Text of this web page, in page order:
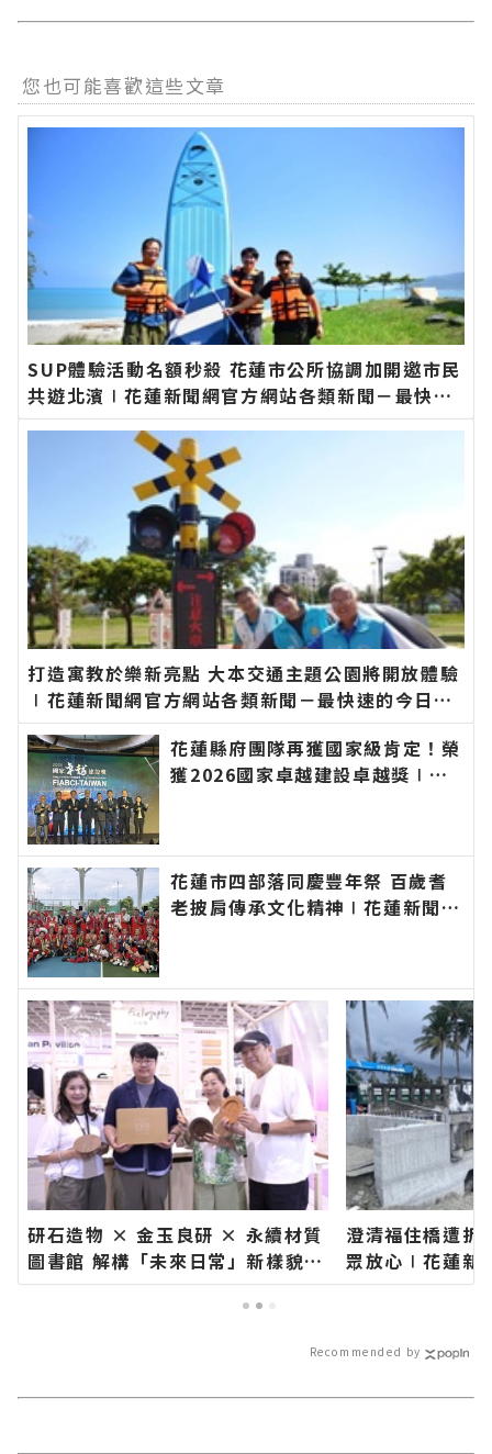
您也可能喜歡這些文章
SUP體驗活動名額秒殺 花蓮市公所協調加開邀市民
共遊北濱∣花蓮新聞網官方網站各類新聞－最快速
的今日新聞報導 最新的在地資訊！
打造寓教於樂新亮點 大本交通主題公園將開放體驗
∣花蓮新聞網官方網站各類新聞－最快速的今日新
聞報導 最新的在地資訊！
花蓮縣府團隊再獲國家級肯定！榮
獲2026國家卓越建設卓越獎∣花
訊！
花蓮市四部落同慶豐年祭 百歲耆
老披肩傳承文化精神∣花蓮新聞網
研石造物 × 金玉良研 × 永續材質
圖書館 解構「未來日常」新樣貌∣
花蓮新聞網官方網站各類新聞－最
快速的今日新聞報導 最新的在地資
澄清福住橋遭
眾放心∣花蓮新
新聞－最快速的
Recommended by